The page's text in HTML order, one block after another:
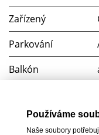
Zařízený
Parkování
Balkón
Telekomunikace
Používáme
Naše soubory